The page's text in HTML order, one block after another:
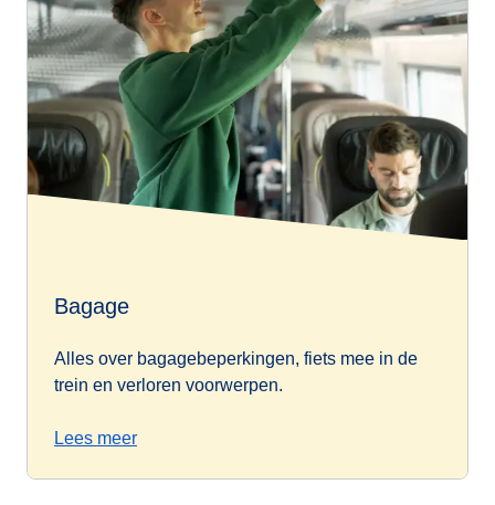
Bagage
Alles over bagagebeperkingen, fiets mee in de
trein en verloren voorwerpen.
Lees meer